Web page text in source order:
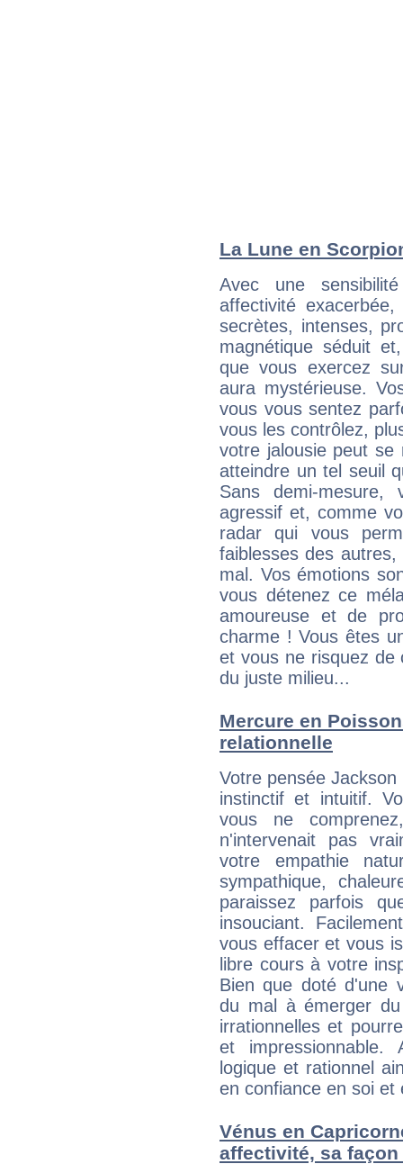
La Lune en
Avec une
affectivité
secrètes, intenses,
magnétique séduit
que vous exercez
aura mystérieuse.
vous vous sentez
vous les contrôlez,
votre jalousie peut se
atteindre un tel seuil
Sans demi-mesure,
agressif et, comme
radar qui vous
faiblesses des
mal. Vos émotions
vous détenez ce
amoureuse et de
charme ! Vous êtes
et vous ne risquez de
du juste milieu...
Mercure en
relationnelle
Votre pensée
instinctif et intuitif.
vous ne
n'intervenait pas
votre empathie
sympathique,
paraissez parfois
insouciant.
vous effacer et vous
libre cours à votre
Bien que doté d'une
du mal à émerger
irrationnelles et
et
logique et rationnel
en confiance en soi
Vénus en
affectivité, sa